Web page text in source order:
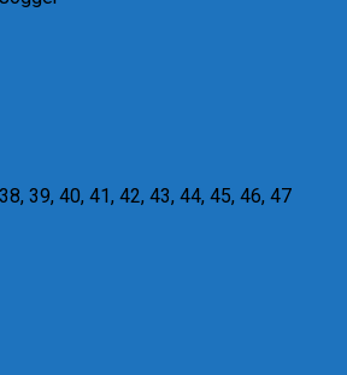
39, 40, 41, 42, 43, 44, 45, 46, 47